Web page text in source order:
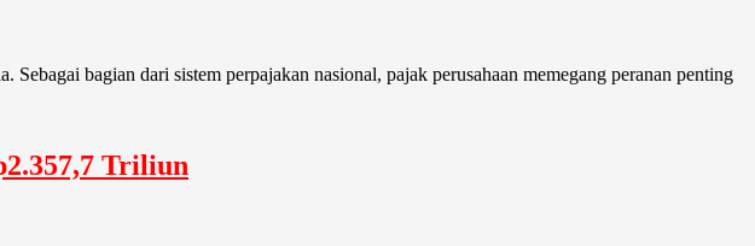
bagian dari sistem perpajakan nasional, pajak perusahaan memegang peranan penting
Triliun